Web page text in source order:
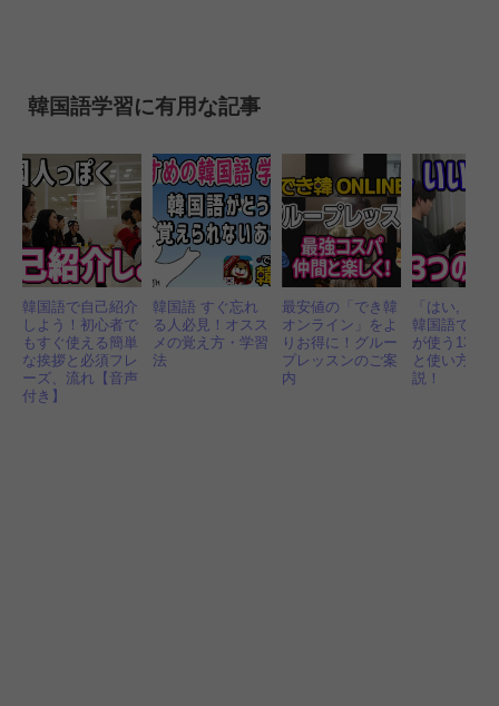
韓国語学習に有用な記事
韓国語で自己紹介
しよう！初心者で
もすぐ使える簡単
な挨拶と必須フレ
ーズ、流れ【音声
付き】
韓国語 すぐ忘れ
る人必見！オスス
メの覚え方・学習
法
最安値の「でき韓
オンライン」をよ
りお得に！グルー
プレッスンのご案
内
「はい, いい
韓国語で？
が使う13つ
と使い方を
説！